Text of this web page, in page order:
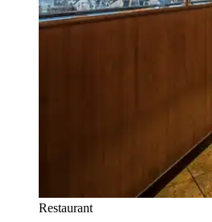
Restaurant